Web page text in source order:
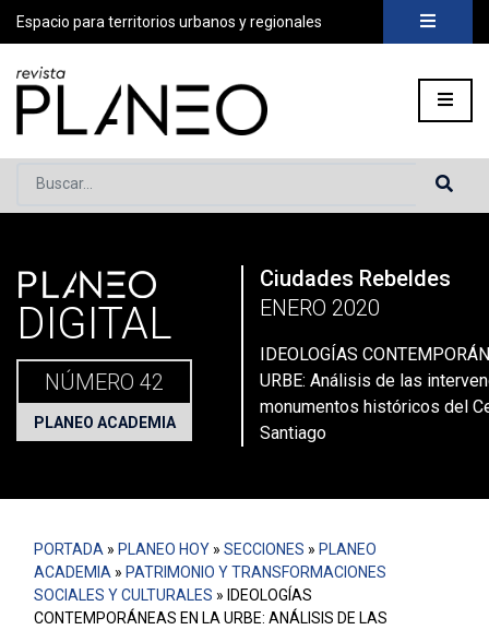
Espacio para territorios urbanos y regionales
Buscar...
Portada» Planeo Hoy Secciones»Planeo Academia»
PLANEO
DIGITAL
NÚMERO 42
PLANEO ACADEMIA
Ciudades Rebeldes
ENERO 2020
IDEOLOGÍAS
URBE: Análisis de las
monumentos históricos del
Santiago
PORTADA » PLANEO HOY » SECCIONES » PLANEO
ACADEMIA » PATRIMONIO Y TRANSFORMACIONES
SOCIALES Y CULTURALES » IDEOLOGÍAS
CONTEMPORÁNEAS EN LA URBE: ANÁLISIS DE LAS